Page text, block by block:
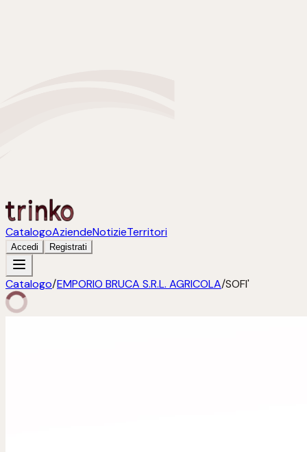
CatalogoAziendeNotizieTerritori
Accedi Registrati
Catalogo/EMPORIO BRUCA S.R.L. AGRICOLA/SOFI'